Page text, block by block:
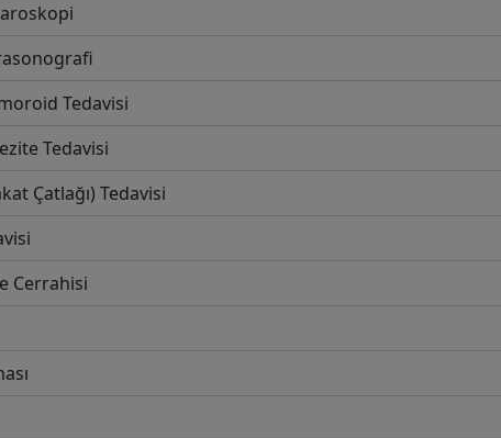
Tedavisi
Tedavisi
Çatlağı) Tedavisi
Cerrahisi